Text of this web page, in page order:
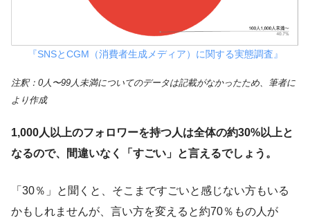
『SNSとCGM（消費者生成メディア）に関する実態調査』
注釈：0人〜99人未満についてのデータは記載がなかったため、筆者に
より作成
1,000人以上のフォロワーを持つ人は全体の約30%以上と
なるので、間違いなく「すごい」と言えるでしょう。
「30％」と聞くと、そこまですごいと感じない方もいる
かもしれませんが、言い方を変えると約70％もの人が